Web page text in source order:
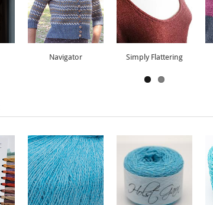
Navigator Simply Flattering